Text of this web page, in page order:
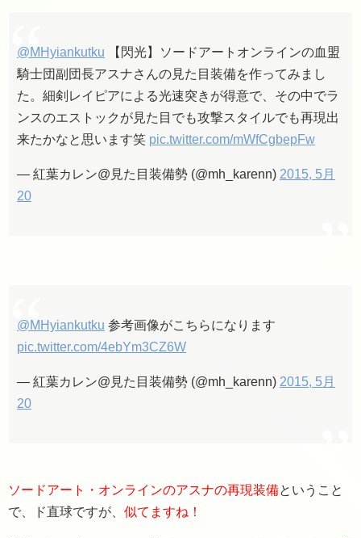
@MHyiankutku 【閃光】ソードアートオンラインの血盟
騎士団副団長アスナさんの見た目装備を作ってみまし
た。細剣レイピアによる光速突きが得意で、その中でラ
ンスのエストックが見た目でも攻撃スタイルでも再現出
来たかなと思います笑 pic.twitter.com/mWfCgbepFw
— 紅葉カレン@見た目装備勢 (@mh_karenn) 2015, 5月
20
@MHyiankutku 参考画像がこちらになります
pic.twitter.com/4ebYm3CZ6W
— 紅葉カレン@見た目装備勢 (@mh_karenn) 2015, 5月
20
ソードアート・オンラインのアスナの再現装備ということ
で、ド直球ですが、 似てますね！